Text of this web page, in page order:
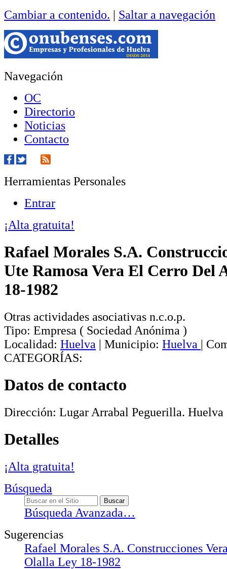
Cambiar a contenido. | Saltar a navegación
Navegación
OC
Directorio
Noticias
Contacto
Herramientas Personales
Entrar
¡Alta gratuita!
Rafael Morales S.A.
Ute Ramosa Vera El Cerro Del
18-1982
Otras actividades asociativas n.c.o.p.
Tipo: Empresa ( Sociedad Anónima )
Localidad: Huelva | Municipio: Huelva |
CATEGORÍAS:
Datos de contacto
Dirección: Lugar Arrabal Peguerilla. Huelva
Detalles
¡Alta gratuita!
Búsqueda
Búsqueda Avanzada…
Sugerencias
Rafael Morales S.A. Construcciones
Olalla Ley 18-1982